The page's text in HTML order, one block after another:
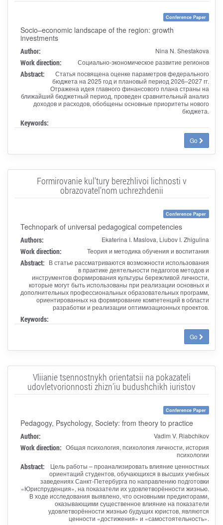
Conference Paper
Socio–economic landscape of the region: growth
investments
Author: Nina N. Shestakova
Work direction: Социально-экономическое развитие регионов
Abstract:
Статья посвящена оценке параметров федерального
бюджета на 2025 год и плановый период 2026–2027 гг.
Отражена идея главного финансового плана страны на
ближайший бюджетный период, проведен сравнительный анализ
доходов и расходов, обобщены основные приоритеты нового
бюджета.
Keywords:
Go
Formirovanie kul'tury berezhlivoi lichnosti v
obrazovatel'nom uchrezhdenii
Conference Paper
Technopark of universal pedagogical competencies
Authors: Ekaterina I. Maslova, Liubov I. Zhigulina
Work direction: Теория и методика обучения и воспитания
Abstract: В статье рассматриваются возможности использования
в практике деятельности педагогов методов и
инструментов формирования культуры бережливой личности,
которые могут быть использованы при реализации основных и
дополнительных профессиональных образовательных программ,
ориентированных на формирование компетенций в области
разработки и реализации оптимизационных проектов.
Keywords:
Go
Vliianie tsennostnykh orientatsii na pokazateli
udovletvorionnosti zhizn'iu budushchikh iuristov
Conference Paper
Pedagogy, Psychology, Society: from theory to practice
Author: Vadim V. Riabchikov
Work direction: Общая психология, психология личности, история
психологии
Abstract:
Цель работы – проанализировать влияние ценностных
ориентаций студентов, обучающихся в высших учебных
заведениях Санкт-Петербурга по направлению подготовки
«Юриспруденция», на показатели их удовлетворённости жизнью.
В ходе исследования выявлено, что основными предикторами,
оказывающими существенное влияние на показатели
удовлетворённости жизнью будущих юристов, являются
ценности «достижения» и «самостоятельность».